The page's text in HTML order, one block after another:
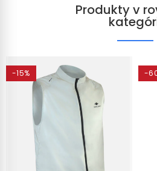
Produkty v
-15% -